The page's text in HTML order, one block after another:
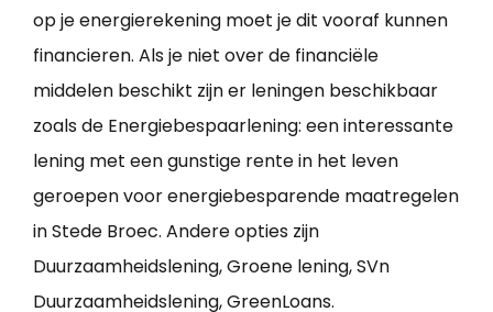
op je energierekening moet je dit vooraf kunnen
financieren. Als je niet over de financiële
middelen beschikt zijn er leningen beschikbaar
zoals de Energiebespaarlening: een interessante
lening met een gunstige rente in het leven
geroepen voor energiebesparende maatregelen
in Stede Broec. Andere opties zijn
Duurzaamheidslening, Groene lening, SVn
Duurzaamheidslening, GreenLoans.